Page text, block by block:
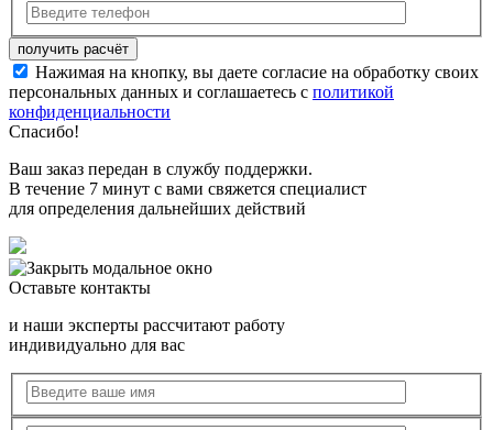
Нажимая на кнопку, вы даете согласие на обработку своих
персональных данных и соглашаетесь с политикой
конфиденциальности
Спасибо!
Ваш заказ передан в службу поддержки.
В течение 7 минут с вами свяжется специалист
для определения дальнейших действий
Оставьте контакты
и наши эксперты рассчитают работу
индивидуально для вас